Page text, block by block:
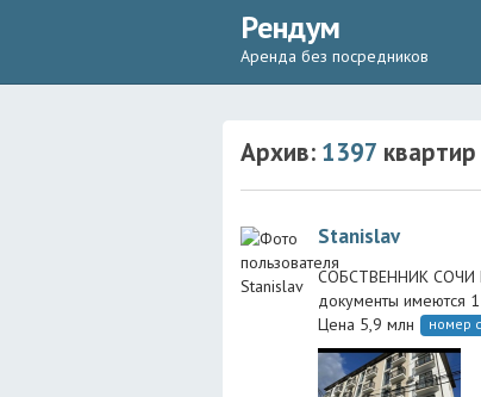
Рендум
Аренда без посредников
Архив: 1397
Stanislav
СОБСТВЕННИК СОЧИ
документы имеются
Цена 5,9 млн
номер